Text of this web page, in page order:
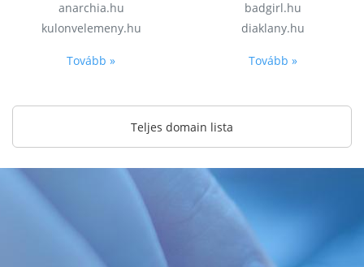
anarchia.hu
kulonvelemeny.hu
Tovább »
badgirl.hu
diaklany.hu
Tovább »
Teljes domain lista